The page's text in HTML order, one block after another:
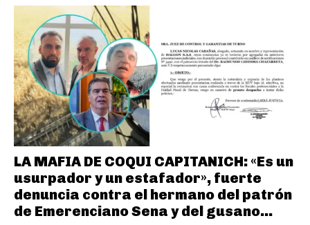
LA MAFIA DE COQUI CAPITANICH: «Es un
usurpador y un estafador», fuerte
denuncia contra el hermano del patrón
de Emerenciano Sena y del gusano...